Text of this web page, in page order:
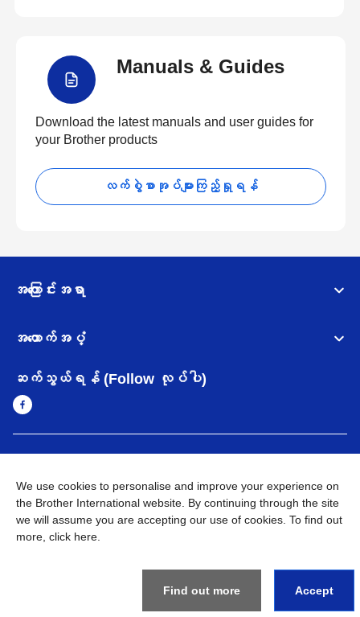
Manuals & Guides
Download the latest manuals and user guides for
your Brother products
လက်စွဲစာအုပ်များကြည့်ရှုရန်
အကြောင်းအရာ
အထောက်အပံ့
ဆက်သွယ်ရန် (Follow လုပ်ပါ)
အချက်အလက်မူဝါဒ အသုံးပြုမူဝါဒ
သုံးစွဲရန် ဝက်ဆိုဒ်အညွှန်း
Brother Global ဝက်ဆိုဒ်သို့သွားရန်
We use cookies to personalise and improve your experience on
the Brother International website. By continuing through the site
we will assume you are accepting our use of cookies. To find out
more, click here
Find out more Accept